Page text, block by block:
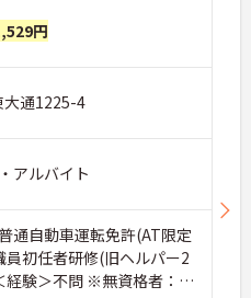
円
大通1225-4
アルバイト
通自動車運転免許(AT限定
員初任者研修(旧ヘルパー2
験＞不問 ※無資格者：入